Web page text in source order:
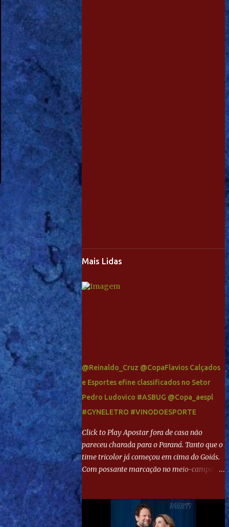
Mais Lidas
@Reinaldo_Cruz @CopaFlavios Calçados
e Esportes efine classificados no Setor
Pedro Ludovico #ASBUG @Copa_aespl
#GYNELETRO #VINODOESPORTE
Click to Play Apostar fora de casa não
pareceu charada para o Paraná. Tanto que o
time tricolor já começou em cima do Goiás.
Com possante marcação no meio-campo e
direita, invadiu a área e bateu cruzado no
canto, sem chance para Harlei. Tal qual o